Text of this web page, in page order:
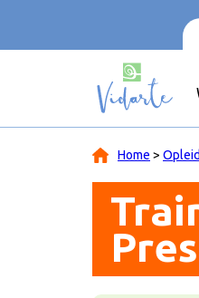
Home >